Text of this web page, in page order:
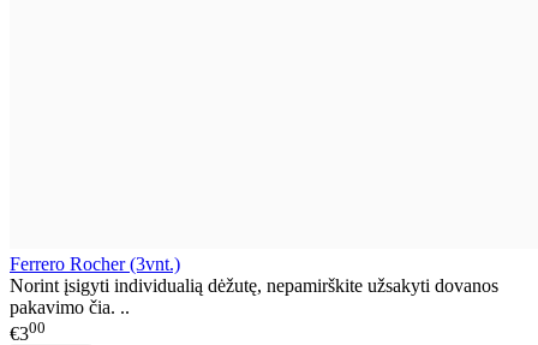
Ferrero Rocher (3vnt.)
Norint įsigyti individualią dėžutę, nepamirškite užsakyti dovanos
pakavimo čia. ..
€300